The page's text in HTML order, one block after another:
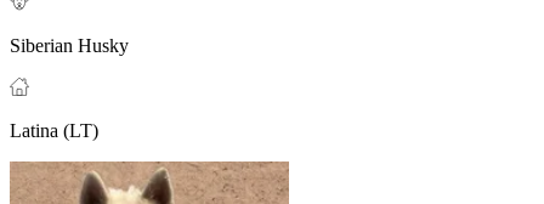
Siberian Husky
Latina (LT)